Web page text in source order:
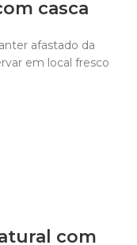
casca
afastado da
em local fresco
com